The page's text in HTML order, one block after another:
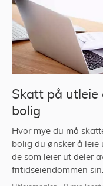
Skatt på utleie
bolig
Hvor mye du må
bolig du ønsker å leie
de som leier ut deler
fritidseiendommen sin.